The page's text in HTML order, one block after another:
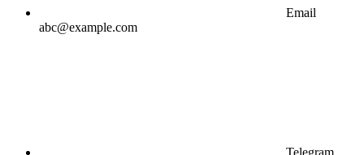
Email
abc@example.com
Telegram